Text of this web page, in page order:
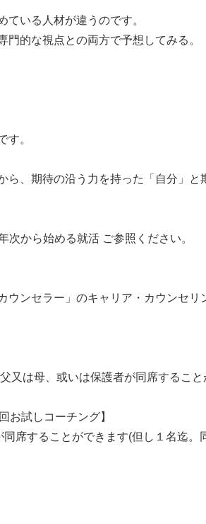
いる人材が違うのです。
的な視点との両方で予想してみる。
す。
ら、期待の沿う力を持った「自分」と
から始める就活 ご参照ください。
ウンセラー」のキャリア・カウンセリ
又は母、或いは保護者が同席すること
お試しコーチング】
席することができます(但し１名迄。